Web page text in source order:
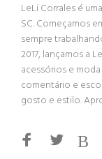
LeLi Corrales é
SC. Começamos
sempre
2017, lançamos a
acessórios e
comentário e
gosto e estilo.